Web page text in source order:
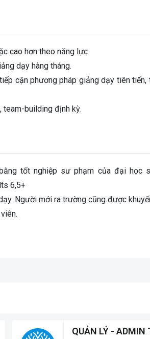
cao hơn theo năng lực.
dạy hàng tháng.
cận phương pháp giảng dạy tiên
team-building định kỳ.
tốt nghiệp sư phạm của đại học
6,5+
Người mới ra trường cũng được
QUẢN LÝ - ADMIN